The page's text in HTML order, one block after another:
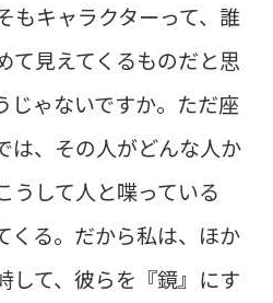
もキャラクターって、誰
て見えてくるものだと思
じゃないですか。ただ座
は、その人がどんな人か
うして人と喋っている
くる。だから私は、ほか
して、彼らを『鏡』にす